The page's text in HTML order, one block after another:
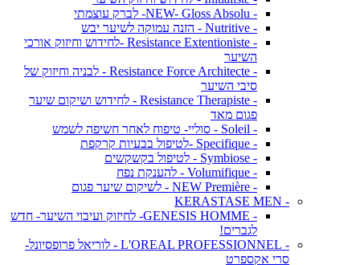
- NEW- Gloss Absolu- לברק עוצמתי
- Nutritive - הזנה עמוקה לשיער יבש
- Resistance Extentioniste -לחידוש וחיזוק אורכי
השיער
- Resistance Force Architecte - לבניה וחיזוק של
סיבי השיער
- Resistance Therapiste - לחידוש ושיקום שיער
פגום מאד
- Soleil - סוליי- טיפוח לאחר חשיפה לשמש
- Specifique -לטיפול בבעיות קרקפת
- Symbiose - לטיפול בקשקשים
- Volumifique - להענקת נפח
- NEW Première - לשיקום שיער פגום
- KERASTASE MEN
- GENESIS HOMME- לחיזוק ועיבוי השיער- חדש
לגברים!
- L'OREAL PROFESSIONNEL - לוריאל פרופסיונל-
סרי אקספרט